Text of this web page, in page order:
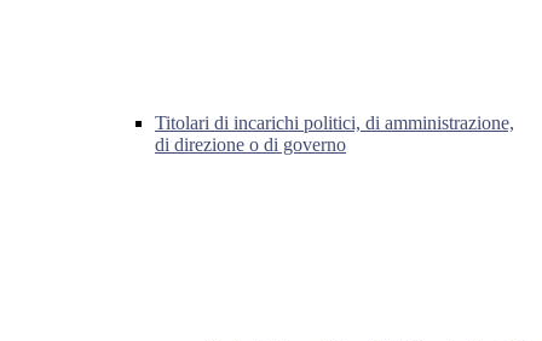
Titolari di incarichi politici, di amministrazione,
di direzione o di governo